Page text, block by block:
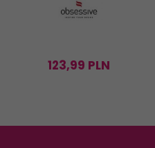
123,99 PLN